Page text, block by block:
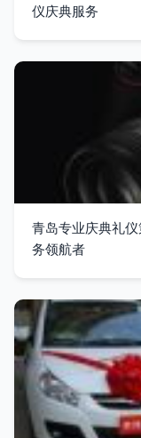
仪庆典服务
青岛专业庆典礼
务领航者